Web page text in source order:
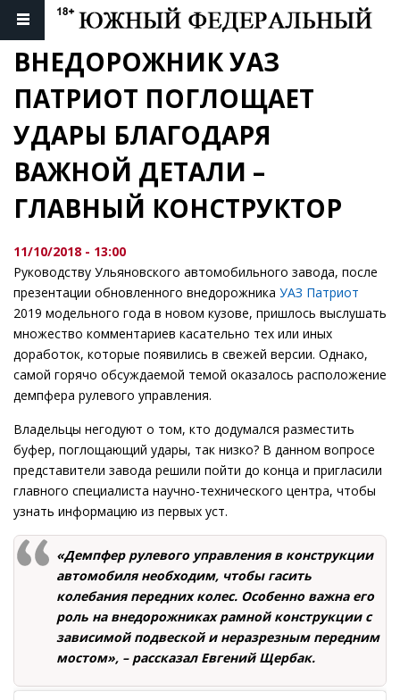
ВНЕДОРОЖНИК УАЗ
ПАТРИОТ ПОГЛОЩАЕТ
УДАРЫ БЛАГОДАРЯ
ВАЖНОЙ ДЕТАЛИ –
ГЛАВНЫЙ КОНСТРУКТОР
11/10/2018 - 13:00
Руководству Ульяновского автомобильного завода, после
презентации обновленного внедорожника УАЗ Патриот
2019 модельного года в новом кузове, пришлось выслушать
множество комментариев касательно тех или иных
доработок, которые появились в свежей версии. Однако,
самой горячо обсуждаемой темой оказалось расположение
демпфера рулевого управления.
Владельцы негодуют о том, кто додумался разместить
буфер, поглощающий удары, так низко? В данном вопросе
представители завода решили пойти до конца и пригласили
главного специалиста научно-технического центра, чтобы
узнать информацию из первых уст.
«Демпфер рулевого управления в конструкции
автомобиля необходим, чтобы гасить
колебания передних колес. Особенно важна его
роль на внедорожниках рамной конструкции с
зависимой подвеской и неразрезным передним
мостом», – рассказал Евгений Щербак.